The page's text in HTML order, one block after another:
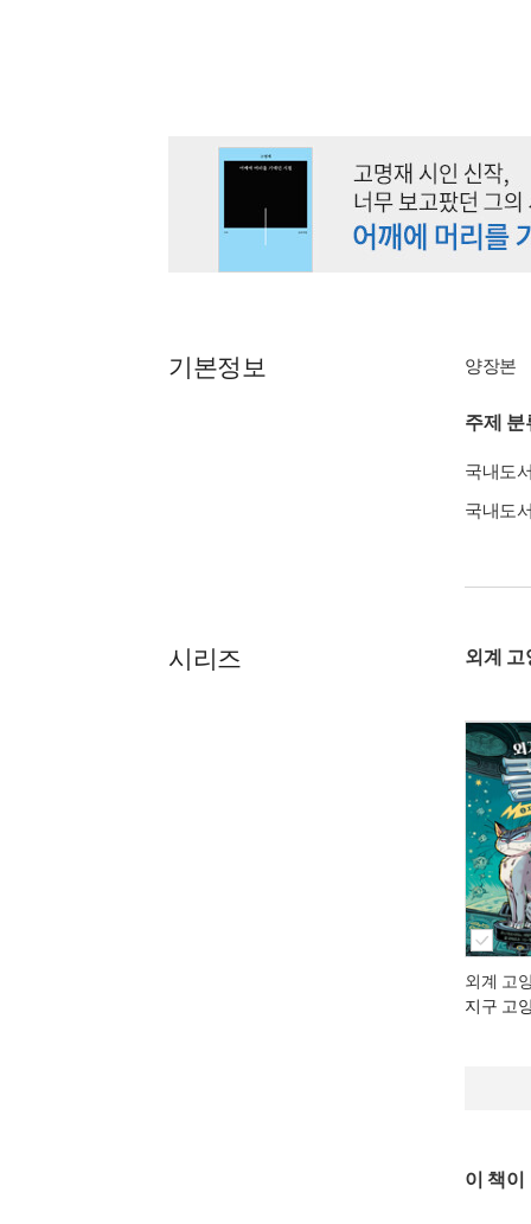
기본정보 양장본
주제 분
국내도
국내도
시리즈 외계 고
외계 고
지구 고
이 책이